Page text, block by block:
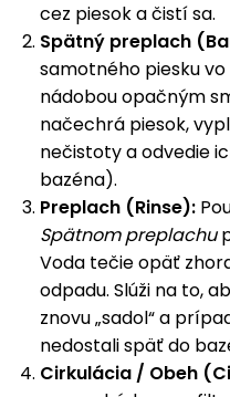
cez piesok a čistí sa.
Spätný preplach
samotného piesku
nádobou opačným
načechrá piesok,
nečistoty a odvedie
bazéna).
Preplach (Rinse):
Spätnom preplachu
Voda tečie opäť
odpadu. Slúži na to,
znovu „sadol“ a
nedostali späť do
Cirkulácia / Obeh